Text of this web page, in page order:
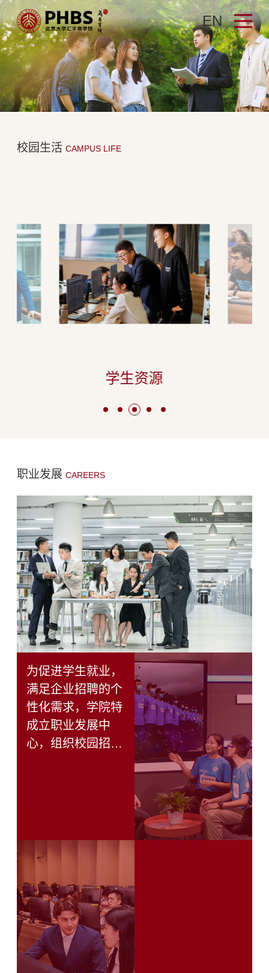
EN
校园生活CAMPUS LIFE
学生资源
职业发展CAREERS
为促进学生就业，
满足企业招聘的个
性化需求，学院特
成立职业发展中
心，组织校园招